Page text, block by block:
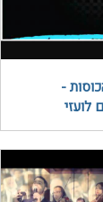
-
לועזי